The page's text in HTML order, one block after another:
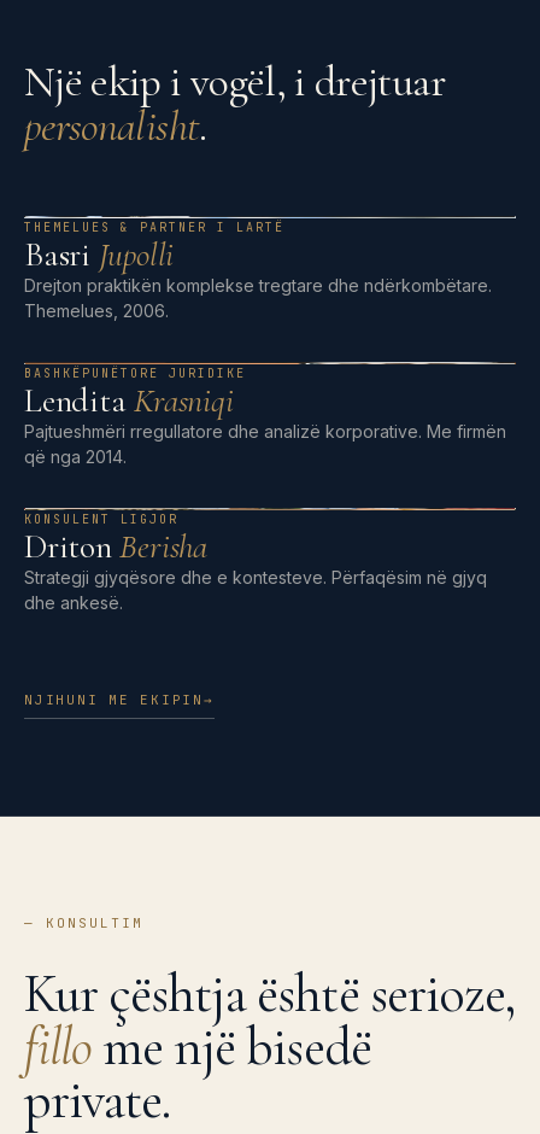
Një ekip i vogël, i drejtuar
personalisht.
THEMELUES & PARTNER I LARTË
Basri Jupolli
Drejton praktikën komplekse tregtare dhe ndërkombëtare.
Themelues, 2006.
BASHKËPUNËTORE JURIDIKE
LenditaKrasniqi
Pajtueshmëri rregullatore dhe analizë korporative. Me firmën
që nga 2014.
KONSULENT LIGJOR
DritonBerisha
Strategji gjyqësore dhe e kontesteve. Përfaqësim në gjyq
dhe ankesë.
NJIHUNI ME EKIPIN →
— KONSULTIM
Kur çështja është serioze,
fillome një bisedë
private.